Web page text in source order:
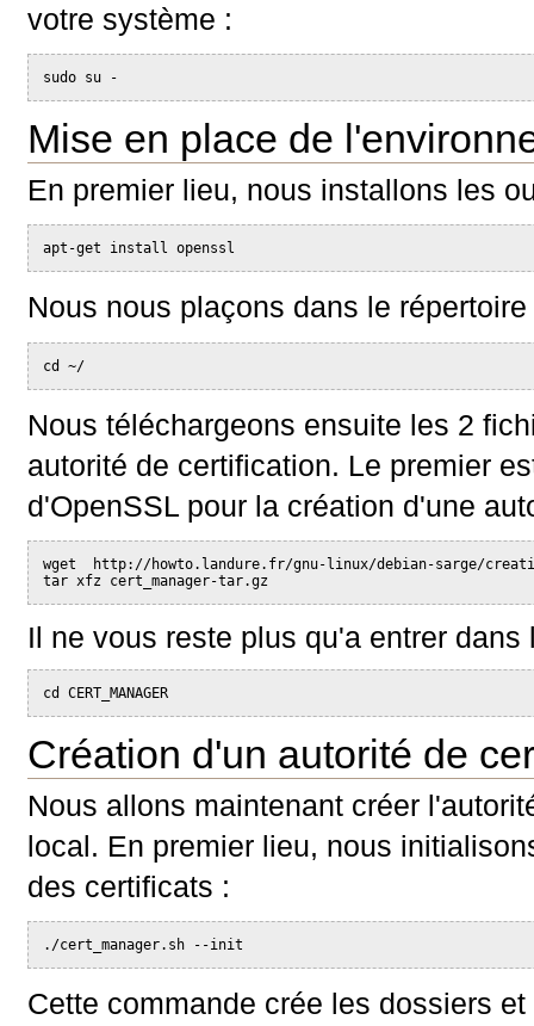
votre système :
sudo su -
Mise en place de
En premier lieu, nous installons les
apt-get install openssl
Nous nous plaçons dans le
cd ~/
Nous téléchargeons ensuite les 2
autorité de certification. Le premier
d'OpenSSL pour la création d'une
wget  http://howto.landure.fr/gnu-linux/debian-sarge/
tar xfz cert_manager-tar.gz
Il ne vous reste plus qu'a entrer
cd CERT_MANAGER
Création d'un autorité de
Nous allons maintenant créer
local. En premier lieu, nous
des certificats :
./cert_manager.sh --init
Cette commande crée les dossiers